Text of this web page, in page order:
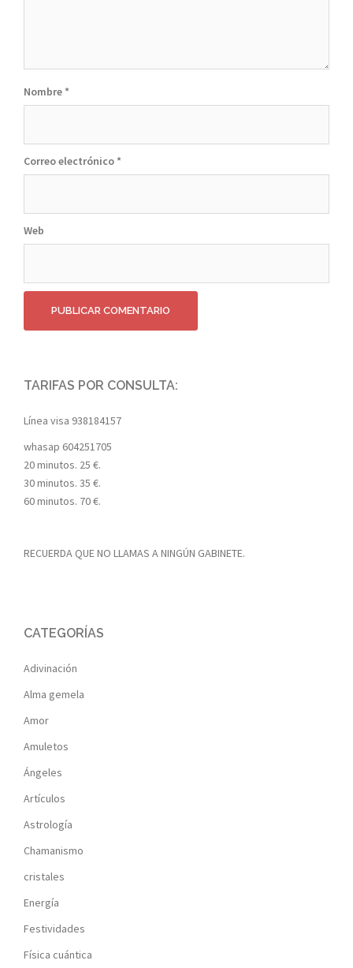
Nombre *
Correo electrónico *
Web
TARIFAS POR CONSULTA:
Línea visa 938184157
whasap 604251705
20 minutos. 25 €.
30 minutos. 35 €.
60 minutos. 70 €.
RECUERDA QUE NO LLAMAS A NINGÚN GABINETE.
CATEGORÍAS
Adivinación
Alma gemela
Amor
Amuletos
Ángeles
Artículos
Astrología
Chamanismo
cristales
Energía
Festividades
Física cuántica